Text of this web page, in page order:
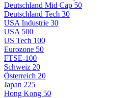
Deutschland Mid Cap 50
Deutschland Tech 30
USA Industrie 30
USA 500
US Tech 100
Eurozone 50
FTSE-100
Schweiz 20
Österreich 20
Japan 225
Hong Kong 50